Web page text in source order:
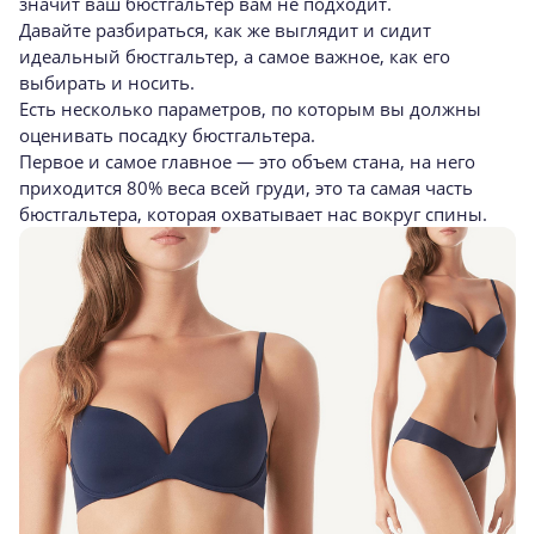
Давайте разбираться, как же выглядит и сидит
идеальный бюстгальтер, а самое важное, как его
выбирать и носить.
Есть несколько параметров, по которым вы должны
оценивать посадку бюстгальтера.
Первое и самое главное — это объем стана, на него
приходится 80% веса всей груди, это та самая часть
бюстгальтера, которая охватывает нас вокруг спины.